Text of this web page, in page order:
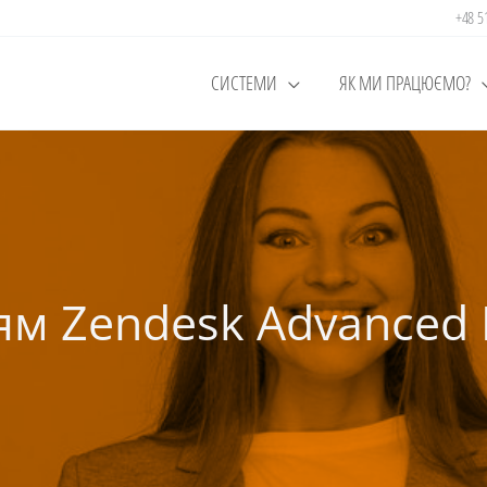
+48
СИСТЕМИ ЯК МИ ПРАЦЮЄМО?
Zendesk